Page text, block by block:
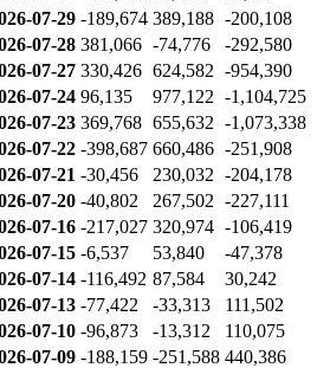
07-29 -189,674 389,188 -200,108
07-28 381,066 -74,776
-292,580
07-27 330,426 624,582 -954,390
07-24 96,135 977,122 -1,104,725
07-23 369,768 655,632 -1,073,338
07-22 -398,687 660,486 -251,908
07-21 -30,456 230,032 -204,178
07-20 -40,802 267,502 -227,111
07-16 -217,027 320,974 -106,419
07-15 -6,537 53,840
-47,378
07-14 -116,492 87,584
30,242
07-13 -77,422 -33,313
111,502
07-10 -96,873 -13,312
110,075
07-09 -188,159 -251,588 440,386